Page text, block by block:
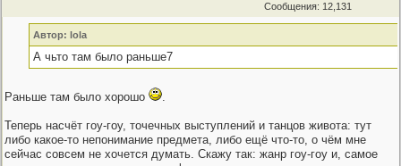
Сообщения: 12,131
Автор: lola
А чьто там было раньше7
Раньше там было хорошо .
Теперь насчёт гоу-гоу, точечных выступлений и танцов живота: тут
либо какое-то непонимание предмета, либо ещё что-то, о чём мне
сейчас совсем не хочется думать. Скажу так: жанр гоу-гоу и, самое